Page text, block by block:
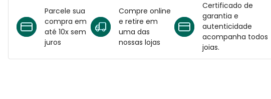
Parcele sua
compra em
até 10x sem
juros
Compre online
e retire em
uma das
nossas lojas
Certificado de
garantia e
autenticidade
acompanha todos
joias.